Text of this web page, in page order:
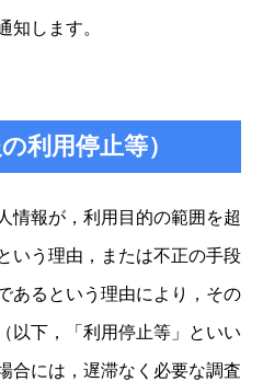
知します。
利用停止等）
情報が，利用目的の範囲を超
いう理由，または不正の手段
あるという理由により，その
以下，「利用停止等」といい
合には，遅滞なく必要な調査